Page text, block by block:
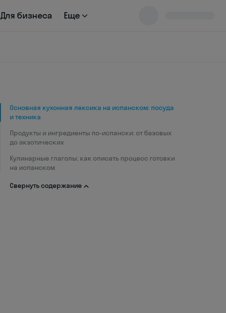
Для бизнеса Еще
Основная кухонная лексика на испанском: посуда
и техника
Продукты и ингредиенты по-испански: от базовых
до экзотических
Кулинарные глаголы: как описать процесс готовки
на испанском
Свернуть содержание